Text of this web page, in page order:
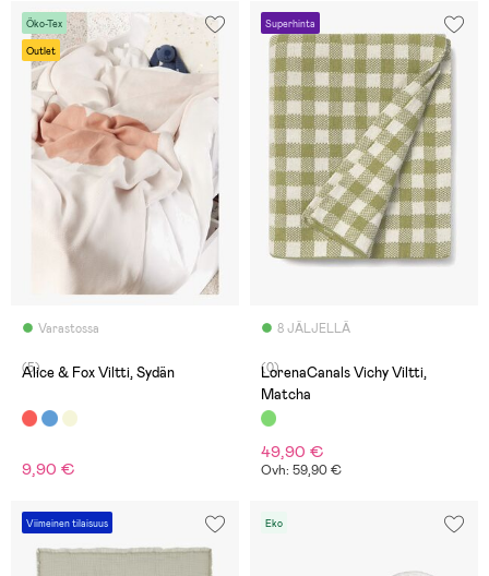
Öko-Tex
Outlet
Varastossa
(5)
Alice & Fox Viltti, Sydän
9,90 €
Superhinta
8 JÄLJELLÄ
(0)
LorenaCanals Vichy Viltti,
Matcha
49,90 €
Ovh: 59,90 €
Viimeinen tilaisuus Eko